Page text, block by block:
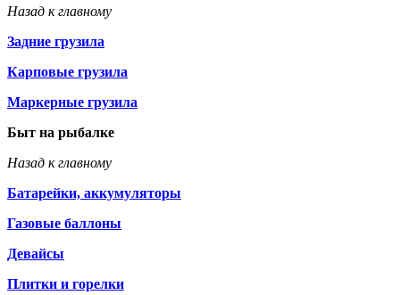
Назад к главному
Задние грузила
Карповые грузила
Маркерные грузила
Быт на рыбалке
Назад к главному
Батарейки, аккумуляторы
Газовые баллоны
Девайсы
Плитки и горелки